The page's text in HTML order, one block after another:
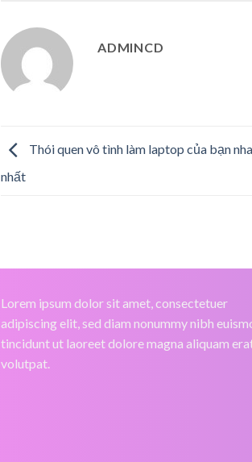
ADMINCD
Thói quen vô tình làm laptop của bạn
nhất
Lorem ipsum dolor sit amet, consectetuer
adipiscing elit, sed diam nonummy nibh
tincidunt ut laoreet dolore magna aliquam
volutpat.